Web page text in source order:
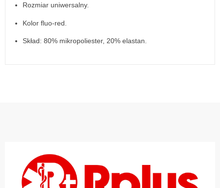
Rozmiar uniwersalny.
Kolor fluo-red.
Skład: 80% mikropoliester, 20% elastan.